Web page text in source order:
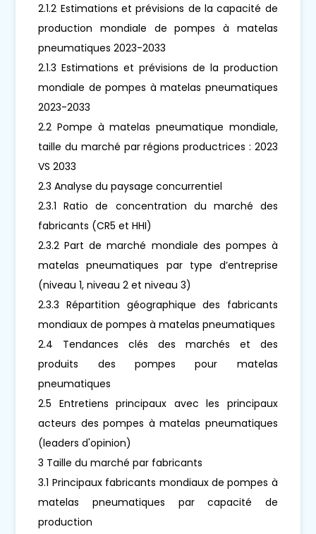
2.1.2 Estimations et prévisions de la capacité de
production mondiale de pompes à matelas
pneumatiques 2023-2033
2.1.3 Estimations et prévisions de la production
mondiale de pompes à matelas pneumatiques
2023-2033
2.2 Pompe à matelas pneumatique mondiale,
taille du marché par régions productrices : 2023
VS 2033
2.3 Analyse du paysage concurrentiel
2.3.1 Ratio de concentration du marché des
fabricants (CR5 et HHI)
2.3.2 Part de marché mondiale des pompes à
matelas pneumatiques par type d’entreprise
(niveau 1, niveau 2 et niveau 3)
2.3.3 Répartition géographique des fabricants
mondiaux de pompes à matelas pneumatiques
2.4 Tendances clés des marchés et des
produits des pompes pour matelas
pneumatiques
2.5 Entretiens principaux avec les principaux
acteurs des pompes à matelas pneumatiques
(leaders d'opinion)
3 Taille du marché par fabricants
3.1 Principaux fabricants mondiaux de pompes à
matelas pneumatiques par capacité de
production